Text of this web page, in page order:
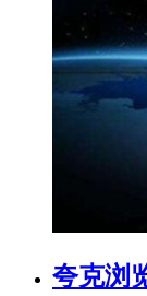
夸克浏